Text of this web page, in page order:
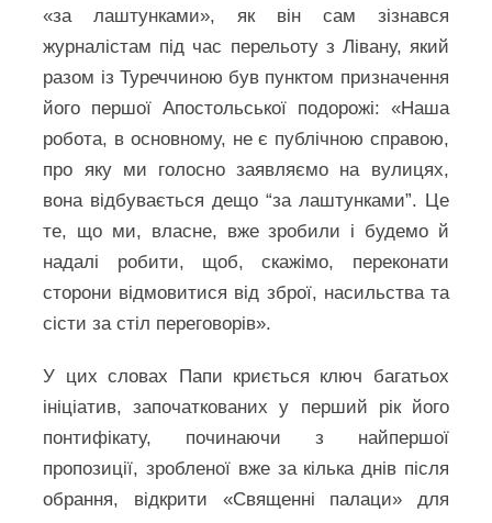
«за лаштунками», як він сам зізнався
журналістам під час перельоту з Лівану, який
разом із Туреччиною був пунктом призначення
його першої Апостольської подорожі: «Наша
робота, в основному, не є публічною справою,
про яку ми голосно заявляємо на вулицях,
вона відбувається дещо “за лаштунками”. Це
те, що ми, власне, вже зробили і будемо й
надалі робити, щоб, скажімо, переконати
сторони відмовитися від зброї, насильства та
сісти за стіл переговорів».
У цих словах Папи криється ключ багатьох
ініціатив, започаткованих у перший рік його
понтифікату, починаючи з найпершої
пропозиції, зробленої вже за кілька днів після
обрання, відкрити «Священні палаци» для